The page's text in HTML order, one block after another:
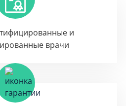
и
врачи